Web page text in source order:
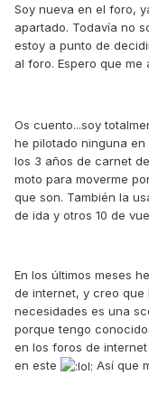
Soy nueva en el foro,
apartado. Todavía no
estoy a punto de
al foro. Espero que me
Os cuento...soy
he pilotado ninguna
los 3 años de carnet
moto para moverme
que son. También la
de ida y otros 10 de
En los últimos meses
de internet, y creo que
necesidades es una
porque tengo
en los foros de
en este
Así que